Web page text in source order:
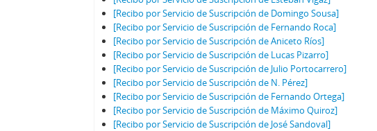
[Recibo por Servicio de Suscripción de Domingo Sousa]
[Recibo por Servicio de Suscripción de Fernando Roca]
[Recibo por Servicio de Suscripción de Aniceto Ríos]
[Recibo por Servicio de Suscripción de Lucas Pizarro]
[Recibo por Servicio de Suscripción de Julio Portocarrero]
[Recibo por Servicio de Suscripción de N. Pérez]
[Recibo por Servicio de Suscripción de Fernando Ortega]
[Recibo por Servicio de Suscripción de Máximo Quiroz]
[Recibo por Servicio de Suscripción de José Sandoval]